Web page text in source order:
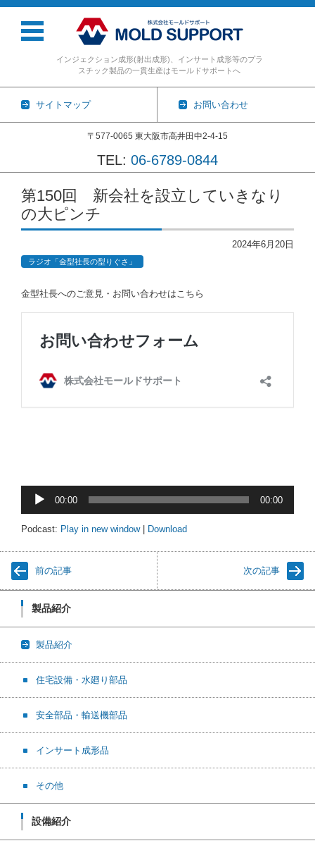
インジェクション成形(射出成形)、インサート成形等のプラ
スチック製品の一貫生産はモールドサポートへ
サイトマップ お問い合わせ
〒577-0065 東大阪市高井田中2-4-15
TEL: 06-6789-0844
コンテンツに移動
第150回 新会社を設立していきなり
の大ピンチ
2024年6月20日
ラジオ「金型社長の型りぐさ」
金型社長へのご意見・お問い合わせはこちら
プ
ヤ
ー
00:00 00:00
Podcast: Play in new window| Download
前の記事 次の記事
製品紹介
製品紹介
住宅設備・水廻り部品
安全部品・輸送機部品
インサート成形品
その他
設備紹介